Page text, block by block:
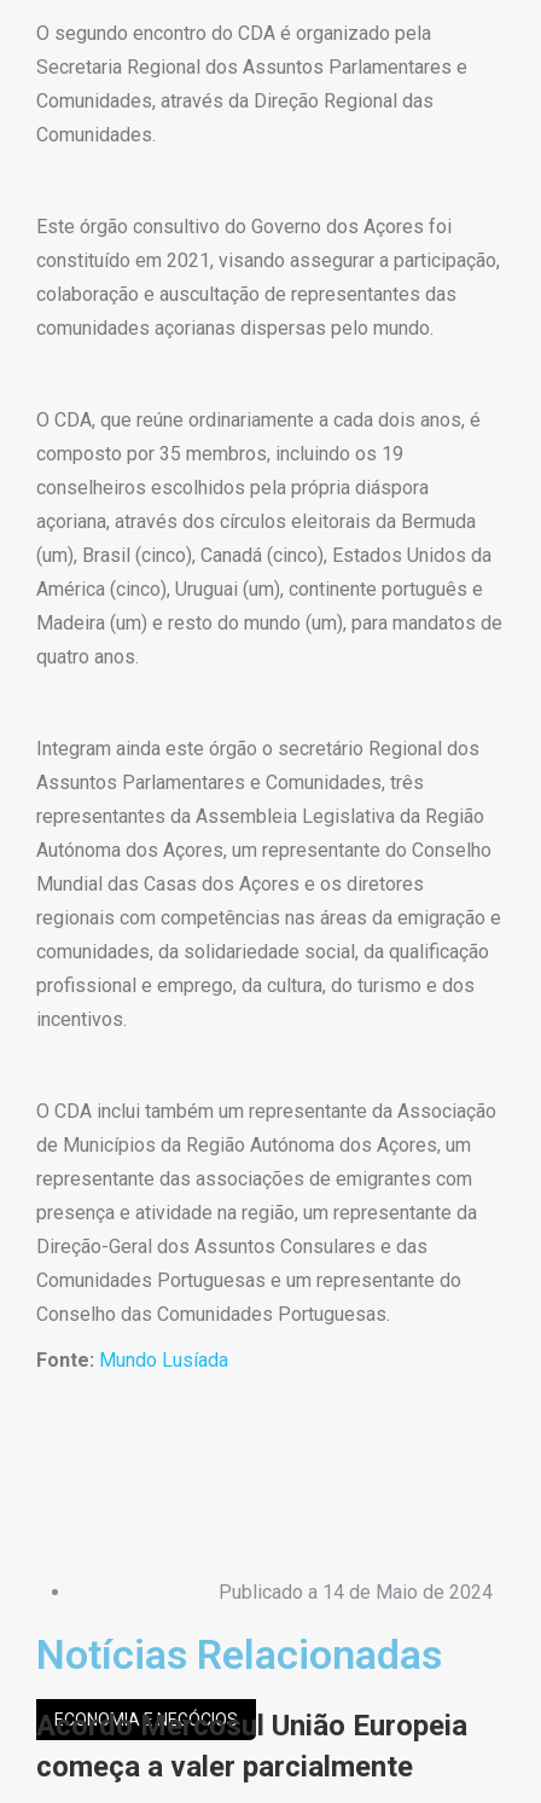
O segundo encontro do CDA é organizado pela
Secretaria Regional dos Assuntos Parlamentares e
Comunidades, através da Direção Regional das
Comunidades.
Este órgão consultivo do Governo dos Açores foi
constituído em 2021, visando assegurar a participação,
colaboração e auscultação de representantes das
comunidades açorianas dispersas pelo mundo.
O CDA, que reúne ordinariamente a cada dois anos, é
composto por 35 membros, incluindo os 19
conselheiros escolhidos pela própria diáspora
açoriana, através dos círculos eleitorais da Bermuda
(um), Brasil (cinco), Canadá (cinco), Estados Unidos da
América (cinco), Uruguai (um), continente português e
Madeira (um) e resto do mundo (um), para mandatos de
quatro anos.
Integram ainda este órgão o secretário Regional dos
Assuntos Parlamentares e Comunidades, três
representantes da Assembleia Legislativa da Região
Autónoma dos Açores, um representante do Conselho
Mundial das Casas dos Açores e os diretores
regionais com competências nas áreas da emigração e
comunidades, da solidariedade social, da qualificação
profissional e emprego, da cultura, do turismo e dos
incentivos.
O CDA inclui também um representante da Associação
de Municípios da Região Autónoma dos Açores, um
representante das associações de emigrantes com
presença e atividade na região, um representante da
Direção-Geral dos Assuntos Consulares e das
Comunidades Portuguesas e um representante do
Conselho das Comunidades Portuguesas.
Fonte: Mundo Lusíada
Publicado a 14 de Maio de 2024
Notícias Relacionadas
ECONOMIA E NEGÓCIOS
Acordo Mercosul União Europeia
começa a valer parcialmente